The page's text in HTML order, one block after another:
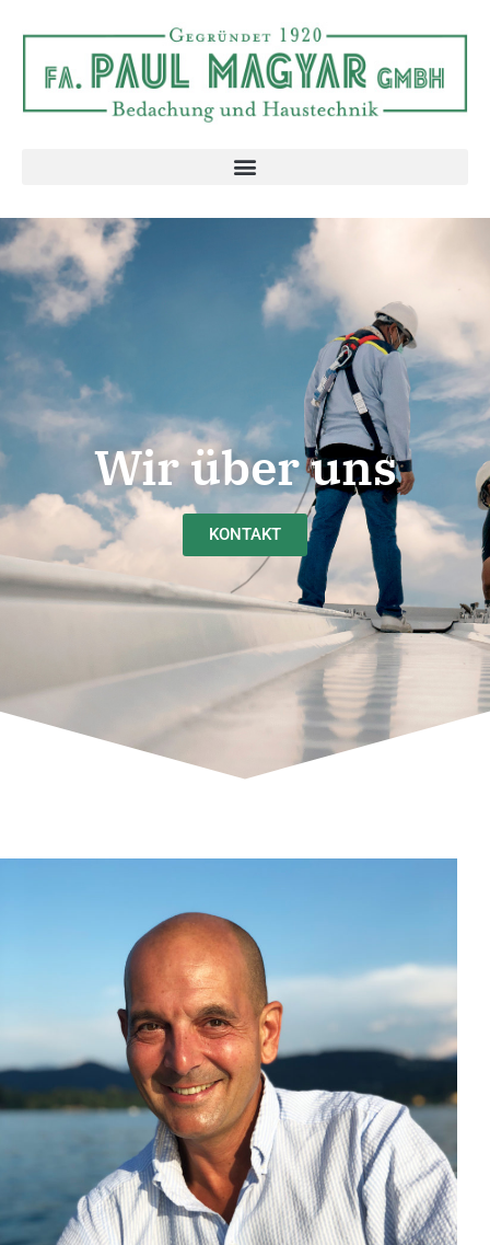
Wir über uns
KONTAKT